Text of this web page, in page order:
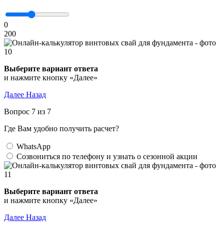
0
200
Выберите вариант ответа
и нажмите кнопку «Далее»
Далее Назад
Вопрос 7 из 7
Где Вам удобно получить расчет?
WhatsApp
Созвониться по телефону и узнать о сезонной акции
Выберите вариант ответа
и нажмите кнопку «Далее»
Далее Назад